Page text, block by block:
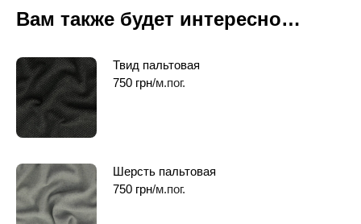
Вам также будет интересно…
Твид пальтовая
750 грн/м.пог.
Шерсть пальтовая
750 грн/м.пог.